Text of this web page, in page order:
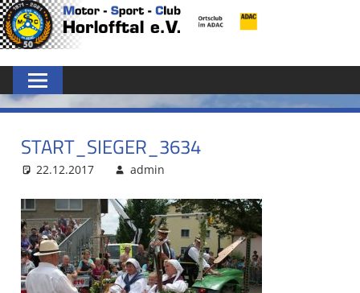
Zum
Inhalt
MSC
HORLOFFTAL
E.V.
START_SIEGER_3634
22.12.2017 admin